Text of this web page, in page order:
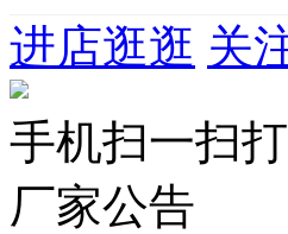
进店逛逛 关
手机扫一扫
厂家公告